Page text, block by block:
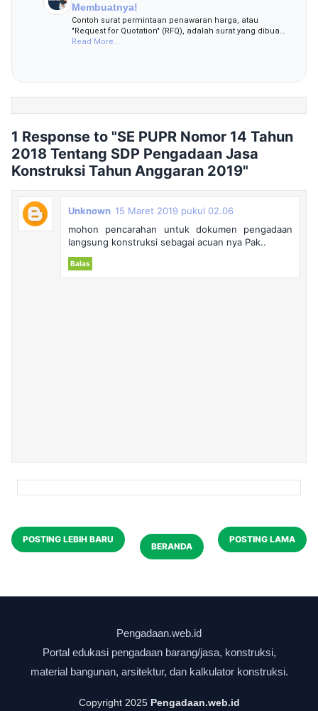
Membuatnya!
Contoh surat permintaan penawaran harga, atau
"Request for Quotation" (RFQ), adalah surat yang dibua…
Read More...
1 Response to "SE PUPR Nomor 14 Tahun
2018 Tentang SDP Pengadaan Jasa
Konstruksi Tahun Anggaran 2019"
Unknown 15 Maret 2019 pukul 02.06
mohon pencarahan untuk dokumen pengadaan
langsung konstruksi sebagai acuan nya Pak..
Balas
POSTING LEBIH BARU POSTING LAMA
BERANDA
Copyright 2025 Pengadaan.web.id